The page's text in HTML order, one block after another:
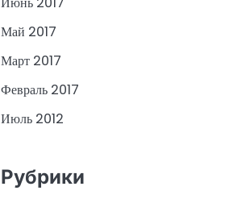
Май 2017
Март 2017
Февраль 2017
Июль 2012
Рубрики